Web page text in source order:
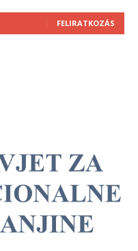
FELIRATKOZÁS